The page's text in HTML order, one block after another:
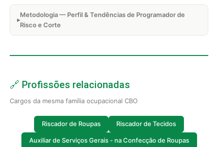
Metodologia — Perfil & Tendências de Programador de
Risco e Corte
🔗 Profissões relacionadas
Cargos da mesma família ocupacional CBO
Riscador de Roupas Riscador de Tecidos
Auxiliar de Serviços Gerais - na Confecção de Roupas